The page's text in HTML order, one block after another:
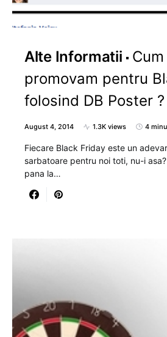
Alte Informatii
promovam pentru
folosind DB Poster ?
August 4, 2014 1.3K views 4
Fiecare Black Friday este un
sarbatoare pentru noi toti, nu-i
pana la…